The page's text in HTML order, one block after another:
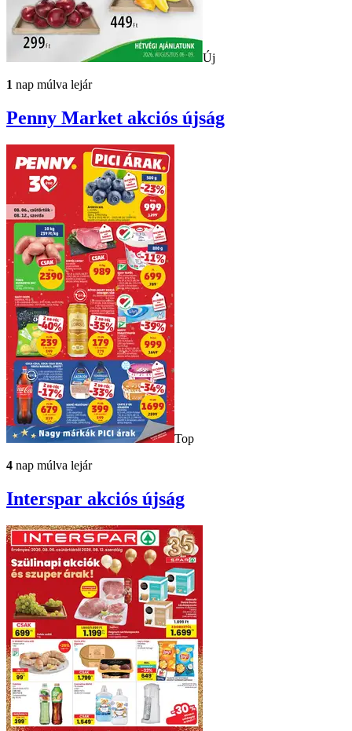
Új
1 nap múlva lejár
Penny Market akciós újság
Top
4 nap múlva lejár
Interspar akciós újság